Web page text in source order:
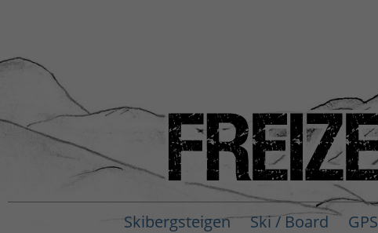
Skibergsteigen Ski / Board GPS